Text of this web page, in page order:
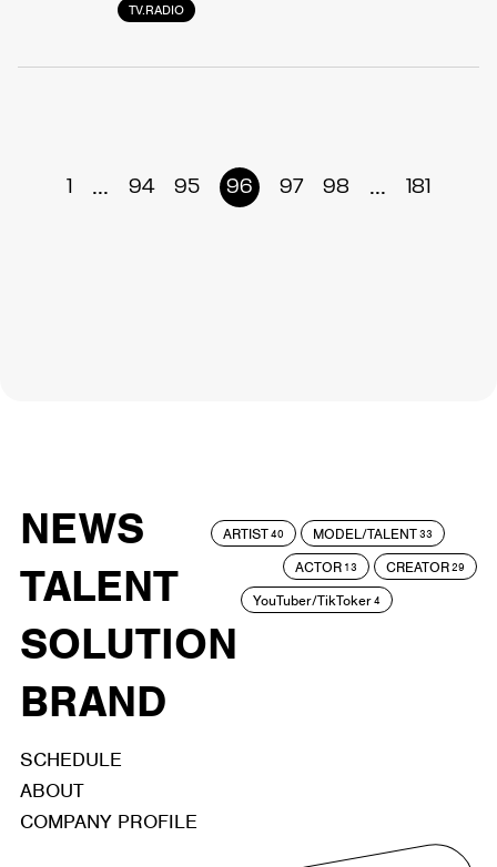
TV.RADIO
1 ... 94 95 96 97 98 ... 181
NEWS
TALENT
SOLUTION
BRAND
ARTIST40 MODEL/TALENT33
ACTOR 13 CREATOR29
YouTuber/TikToker4
SCHEDULE
ABOUT
COMPANY PROFILE